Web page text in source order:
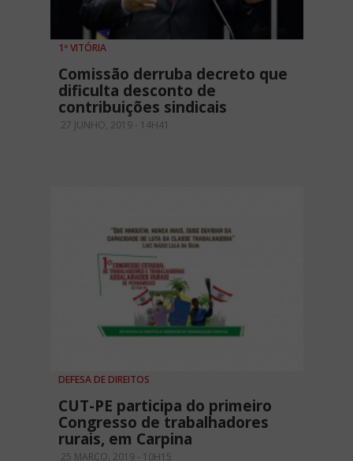
1ª VITÓRIA
Comissão derruba decreto que
dificulta desconto de
contribuições sindicais
27 JUNHO, 2019 - 14H41
DEFESA DE DIREITOS
CUT-PE participa do primeiro
Congresso de trabalhadores
rurais, em Carpina
25 MARÇO, 2019 - 10H15